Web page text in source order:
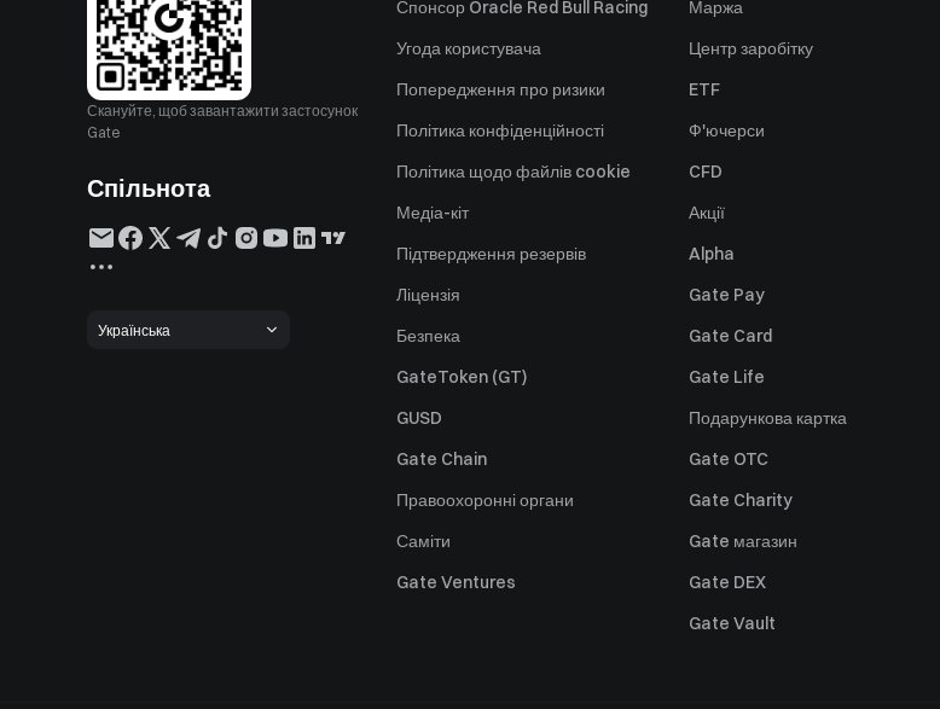
Скануйте, щоб завантажити застосунок
Gate
Спільнота
Українська
Спонсор Oracle Red Bull Racing
Угода користувача
Попередження про ризики
Політика конфіденційності
Політика щодо файлів cookie
Медіа-кіт
Підтвердження резервів
Ліцензія
Безпека
GateToken (GT)
GUSD
Gate Chain
Правоохоронні органи
Саміти
Gate Ventures
Маржа
Центр заробітку
ETF
Ф'ючерси
CFD
Акції
Alpha
Gate Pay
Gate Card
Gate Life
Подарункова картка
Gate OTC
Gate Charity
Gate магазин
Gate DEX
Gate Vault